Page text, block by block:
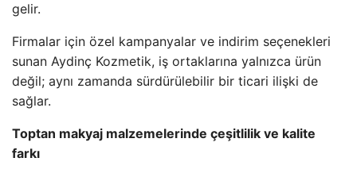
gelir.
Firmalar için özel kampanyalar ve indirim seçenekleri
sunan Aydinç Kozmetik, iş ortaklarına yalnızca ürün
değil; aynı zamanda sürdürülebilir bir ticari ilişki de
sağlar.
Toptan makyaj malzemelerinde çeşitlilik ve kalite
farkı